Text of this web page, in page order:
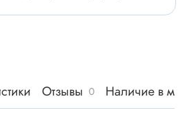
Отзывы 0 Наличие в